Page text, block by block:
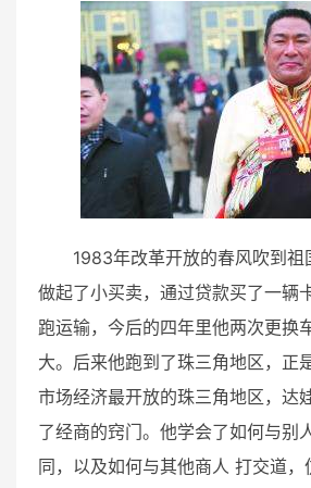
1983年改革开放的春风吹到
做起了小买卖，通过贷款买了一辆
跑运输，今后的四年里他两次更换
大。后来他跑到了珠三角地区，正
市场经济最开放的珠三角地区，达
了经商的窍门。他学会了如何与别
同，以及如何与其他商人 打交道，